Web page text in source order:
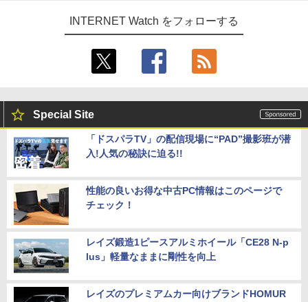
INTERNET Watch をフォローする
Special Site
「ドスパラTV」の配信現場に“PAD”撮影班が潜
入!人気の秘訣に迫る!!
性能の良いお得な中古PC情報はこのページで
チェック！
レイズ鍛造1ピースアルミホイール「CE28 N-p
lus」軽量なままに剛性を向上
レイズのプレミアムカー向けブランドHOMUR